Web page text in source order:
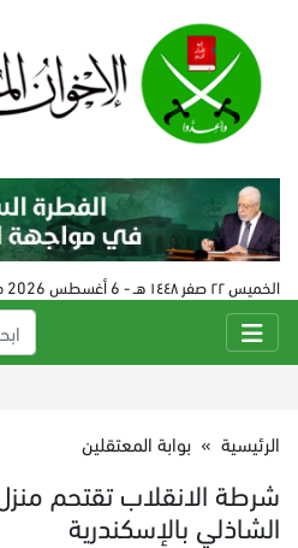
الخميس ٢٢ صفر ١٤٤٨ هـ - 6 أغسطس 2026 م - الساعة 03:59 م
الرئيسية » بوابة المعتقلين
شرطة الانقلاب تقتحم
الشاذلي بالإسكندرية